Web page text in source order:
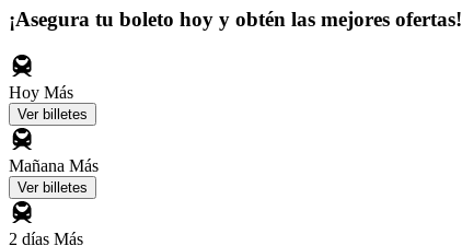
¡Asegura tu boleto hoy y obtén las mejores ofertas!
Hoy Más
Ver billetes
Mañana Más
Ver billetes
2 días Más